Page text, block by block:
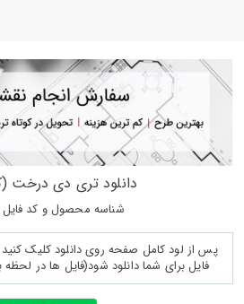
دانلود تری دی درخت
شناسه محصول و کد فایل :
فایل برای شما دانلود شود(فایل ها در لحظه